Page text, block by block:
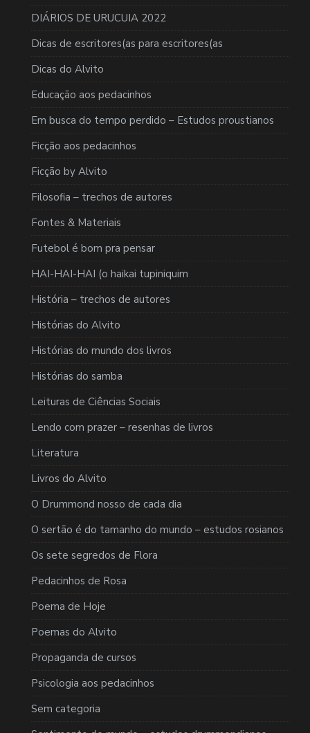
DIÁRIOS DE URUCUIA 2022
Dicas de escritores(as para escritores(as
Dicas do Alvito
Educação aos pedacinhos
Em busca do tempo perdido – Estudos proustianos
Ficção aos pedacinhos
Ficção by Alvito
Filosofia – trechos de autores
Fontes & Materiais
Futebol é bom pra pensar
HAI-HAI-HAI (o haikai tupiniquim
História – trechos de autores
Histórias do Alvito
Histórias do mundo dos livros
Histórias do samba
Leituras de Ciências Sociais
Lendo com prazer – resenhas de livros
Literatura
Livros do Alvito
O Drummond nosso de cada dia
O sertão é do tamanho do mundo – estudos rosianos
Os sete segredos de Flora
Pedacinhos de Rosa
Poema de Hoje
Poemas do Alvito
Propaganda de cursos
Psicologia aos pedacinhos
Sem categoria